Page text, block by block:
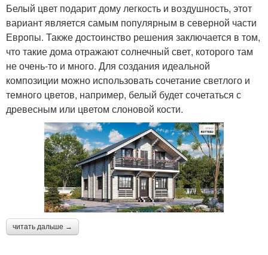
Белый цвет подарит дому легкость и воздушность, этот
вариант является самым популярным в северной части
Европы. Также достоинство решения заключается в том,
что такие дома отражают солнечный свет, которого там
не очень-то и много. Для создания идеальной
композиции можно использовать сочетание светлого и
темного цветов, например, белый будет сочетаться с
древесным или цветом слоновой кости.
читать дальше →